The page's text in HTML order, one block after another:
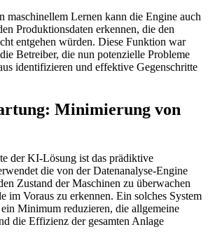
maschinellem Lernen kann die Engine auch
Produktionsdaten erkennen, die den
entgehen würden. Diese Funktion war
Betreiber, die nun potenzielle Probleme
identifizieren und effektive Gegenschritte
Minimierung von
der KI-Lösung ist das prädiktive
die von der Datenanalyse-Engine
Zustand der Maschinen zu überwachen
im Voraus zu erkennen. Ein solches System
Minimum reduzieren, die allgemeine
die Effizienz der gesamten Anlage